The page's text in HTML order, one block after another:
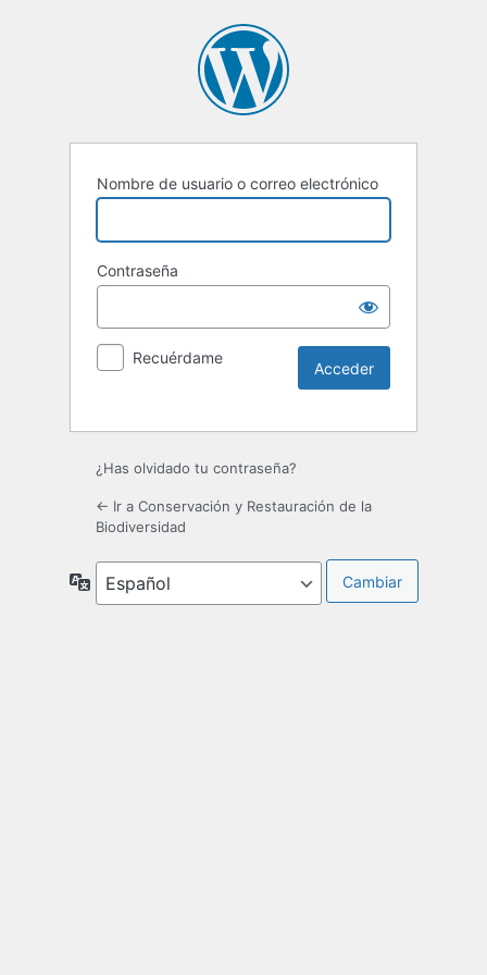
Nombre de usuario o correo electrónico
Contraseña
Recuérdame
¿Has olvidado tu contraseña?
← Ir a Conservación y Restauración de la
Biodiversidad
Idioma